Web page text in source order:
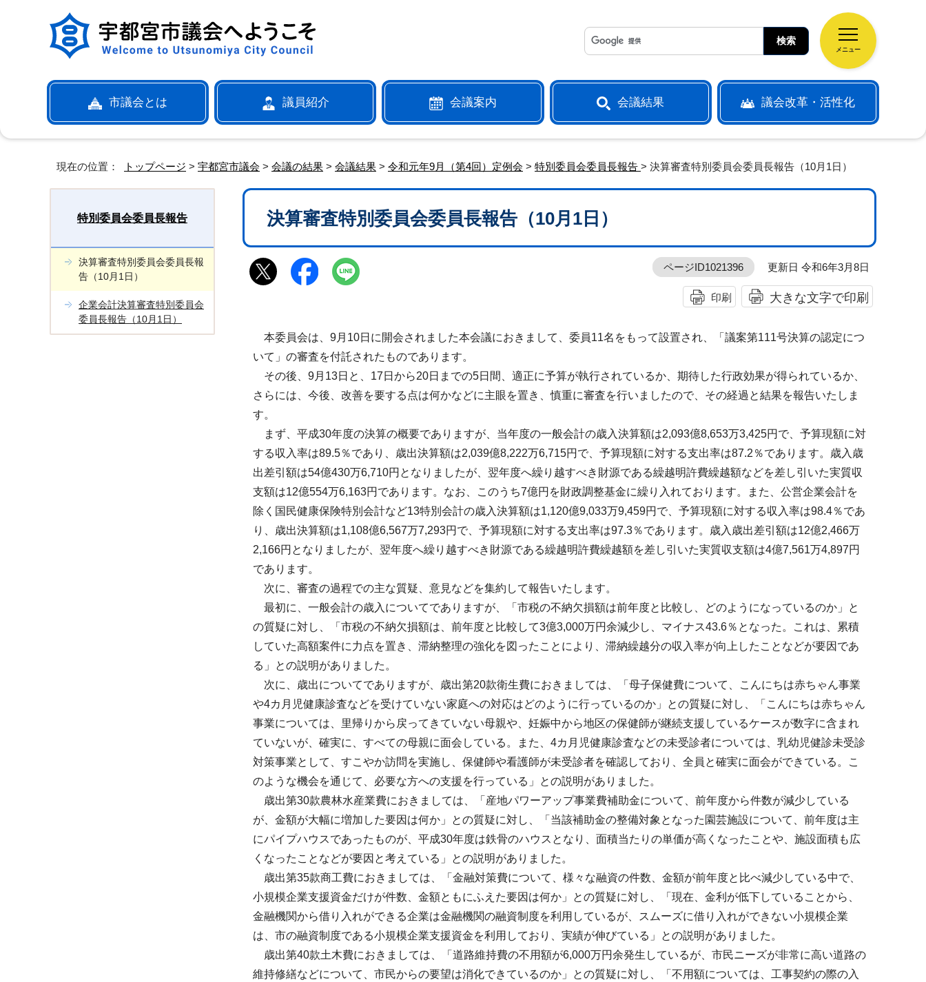
メニュー
市議会とは 議員紹介 会議案内 会議結果 議会改革・活性化
現在の位置： トップページ > 宇都宮市議会 > 会議の結果 > 会議結果 > 令和元年9月（第4回）定例会 > 特別委員会委員長報告 > 決算審査特別委員会委員長報告（10月1日）
決算審査特別委員会委員長報告（10月1日）
ページID1021396 更新日 令和6年3月8日
印刷 大きな文字で印刷
本委員会は、9月10日に開会されました本会議におきまして、委員11名をもって設置され、「議案第111号決算の認定につ
いて」の審査を付託されたものであります。
その後、9月13日と、17日から20日までの5日間、適正に予算が執行されているか、期待した行政効果が得られているか、
さらには、今後、改善を要する点は何かなどに主眼を置き、慎重に審査を行いましたので、その経過と結果を報告いたしま
す。
まず、平成30年度の決算の概要でありますが、当年度の一般会計の歳入決算額は2,093億8,653万3,425円で、予算現額に対
する収入率は89.5％であり、歳出決算額は2,039億8,222万6,715円で、予算現額に対する支出率は87.2％であります。歳入歳
出差引額は54億430万6,710円となりましたが、翌年度へ繰り越すべき財源である繰越明許費繰越額などを差し引いた実質収
支額は12億554万6,163円であります。なお、このうち7億円を財政調整基金に繰り入れております。また、公営企業会計を
除く国民健康保険特別会計など13特別会計の歳入決算額は1,120億9,033万9,459円で、予算現額に対する収入率は98.4％であ
り、歳出決算額は1,108億6,567万7,293円で、予算現額に対する支出率は97.3％であります。歳入歳出差引額は12億2,466万
2,166円となりましたが、翌年度へ繰り越すべき財源である繰越明許費繰越額を差し引いた実質収支額は4億7,561万4,897円
であります。
次に、審査の過程での主な質疑、意見などを集約して報告いたします。
最初に、一般会計の歳入についてでありますが、「市税の不納欠損額は前年度と比較し、どのようになっているのか」と
の質疑に対し、「市税の不納欠損額は、前年度と比較して3億3,000万円余減少し、マイナス43.6％となった。これは、累積
していた高額案件に力点を置き、滞納整理の強化を図ったことにより、滞納繰越分の収入率が向上したことなどが要因であ
る」との説明がありました。
次に、歳出についてでありますが、歳出第20款衛生費におきましては、「母子保健費について、こんにちは赤ちゃん事業
や4カ月児健康診査などを受けていない家庭への対応はどのように行っているのか」との質疑に対し、「こんにちは赤ちゃん
事業については、里帰りから戻ってきていない母親や、妊娠中から地区の保健師が継続支援しているケースが数字に含まれ
ていないが、確実に、すべての母親に面会している。また、4カ月児健康診査などの未受診者については、乳幼児健診未受診
対策事業として、すこやか訪問を実施し、保健師や看護師が未受診者を確認しており、全員と確実に面会ができている。こ
のような機会を通じて、必要な方への支援を行っている」との説明がありました。
歳出第30款農林水産業費におきましては、「産地パワーアップ事業費補助金について、前年度から件数が減少している
が、金額が大幅に増加した要因は何か」との質疑に対し、「当該補助金の整備対象となった園芸施設について、前年度は主
にパイプハウスであったものが、平成30年度は鉄骨のハウスとなり、面積当たりの単価が高くなったことや、施設面積も広
くなったことなどが要因と考えている」との説明がありました。
歳出第35款商工費におきましては、「金融対策費について、様々な融資の件数、金額が前年度と比べ減少している中で、
小規模企業支援資金だけが件数、金額ともにふえた要因は何か」との質疑に対し、「現在、金利が低下していることから、
金融機関から借り入れができる企業は金融機関の融資制度を利用しているが、スムーズに借り入れができない小規模企業
は、市の融資制度である小規模企業支援資金を利用しており、実績が伸びている」との説明がありました。
歳出第40款土木費におきましては、「道路維持費の不用額が6,000万円余発生しているが、市民ニーズが非常に高い道路の
維持修繕などについて、市民からの要望は消化できているのか」との質疑に対し、「不用額については、工事契約の際の入
特別委員会委員長報告
決算審査特別委員会委員長報
告（10月1日）
企業会計決算審査特別委員会
委員長報告（10月1日）